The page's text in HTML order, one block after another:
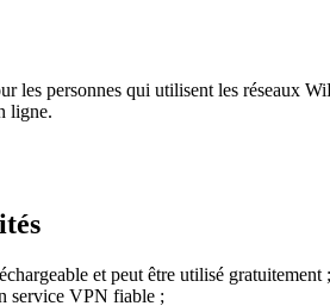
les personnes qui utilisent les réseaux
ligne.
et peut être utilisé gratuitement ;
service VPN fiable ;